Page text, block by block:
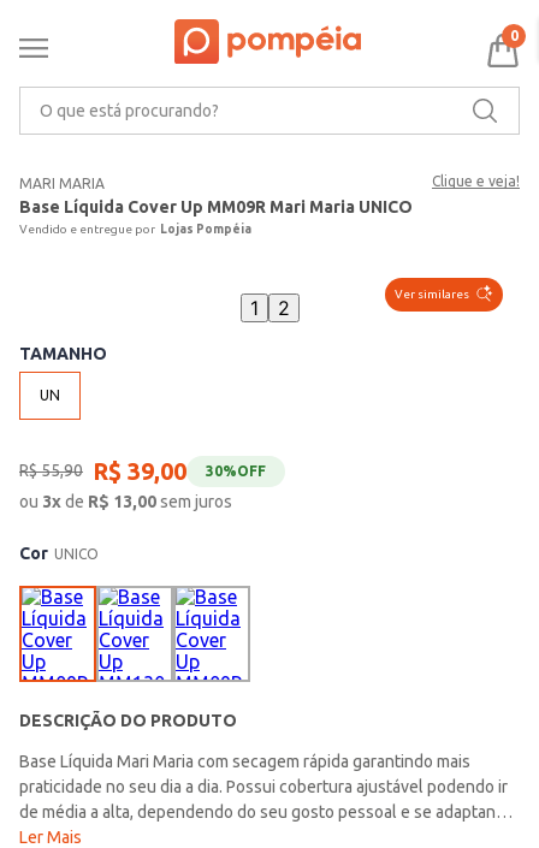
0
MARI MARIA Clique e veja!
Base Líquida Cover Up MM09R Mari Maria UNICO
Lojas Pompéia
Ver similares
1 2
TAMANHO
UN
R$55,90 R$ 39,00 30%OFF
ou 3xde R$ 13,00sem juros
Cor UNICO
DESCRIÇÃO DO PRODUTO
Base Líquida Mari Maria com secagem rápida garantindo mais
praticidade no seu dia a dia. Possui cobertura ajustável podendo ir
de média a alta, dependendo do seu gosto pessoal e se adaptando
às suas necessidades. Uniformiza o tom da pele deixando a sua
Ler Mais